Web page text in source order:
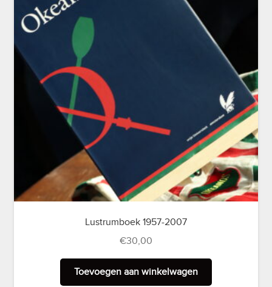
Lustrumboek 1957-2007
€30,00
Toevoegen aan winkelwagen